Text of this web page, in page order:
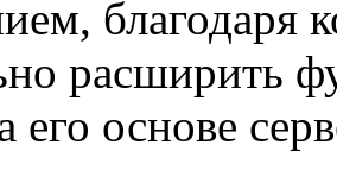
благодаря
расширить
его основе